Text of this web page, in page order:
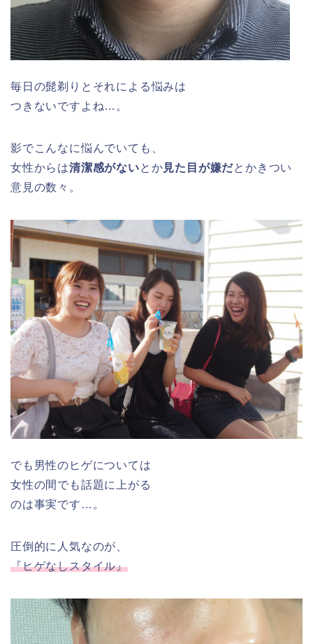
毎日の髭剃りとそれによる悩みは
つきないですよね…。
影でこんなに悩んでいても、
女性からは清潔感がないとか見た目が嫌だとかきつい
意見の数々。
でも男性のヒゲについては
女性の間でも話題に上がる
のは事実です…。
圧倒的に人気なのが、
『ヒゲなしスタイル』